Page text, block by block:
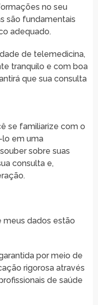
no seu
são fundamentais
adequado.
de telemedicina,
tranquilo e com boa
que sua consulta
se familiarize com o
lo em uma
sobre suas
consulta e,
dados estão
por meio de
rigorosa através
de saúde